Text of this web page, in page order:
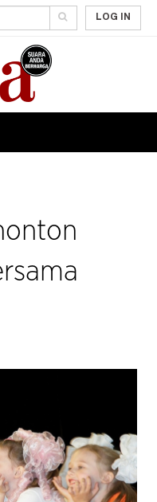
LOG IN